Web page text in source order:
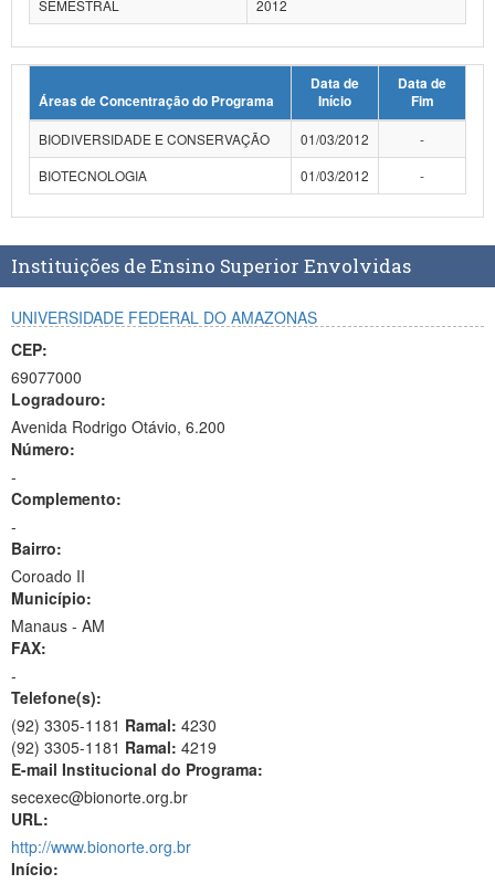
SEMESTRAL
2012
Áreas de Concentração do Programa
Data de
Início
Data de
Fim
BIODIVERSIDADE E CONSERVAÇÃO
01/03/2012
-
BIOTECNOLOGIA
01/03/2012 -
Instituições de Ensino Superior Envolvidas
UNIVERSIDADE FEDERAL DO AMAZONAS
CEP:
69077000
Logradouro:
Avenida Rodrigo Otávio, 6.200
Número:
-
Complemento:
-
Bairro:
Coroado II
Município:
Manaus - AM
FAX:
-
Telefone(s):
(92) 3305-1181 Ramal: 4230
(92) 3305-1181 Ramal: 4219
E-mail Institucional do Programa:
secexec@bionorte.org.br
URL:
http://www.bionorte.org.br
Início: